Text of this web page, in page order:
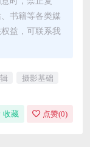
书籍等各类媒
益，可联系我
摄影基础
收藏 点赞(0)